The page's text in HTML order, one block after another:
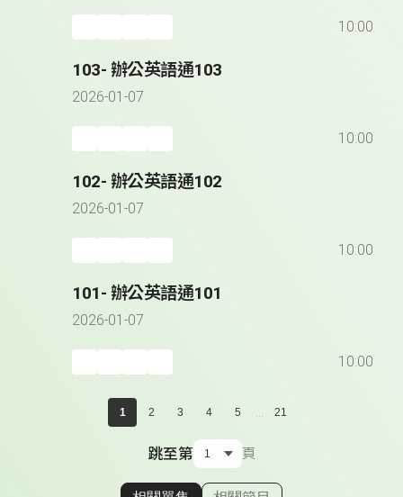
10:00
103- 辦公英語通103
2026-01-07
10:00
102- 辦公英語通102
2026-01-07
10:00
101- 辦公英語通101
2026-01-07
10:00
1 2 3 4 5 ... 21
跳至第 頁